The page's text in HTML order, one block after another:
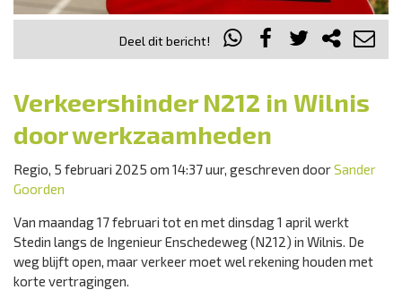
Deel dit bericht!
Verkeershinder N212 in Wilnis
door werkzaamheden
Regio, 5 februari 2025 om 14:37 uur, geschreven doorSander
Goorden
Van maandag 17 februari tot en met dinsdag 1 april werkt
Stedin langs de Ingenieur Enschedeweg (N212) in Wilnis. De
weg blijft open, maar verkeer moet wel rekening houden met
korte vertragingen.